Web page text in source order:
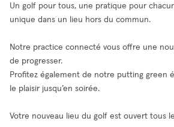
Un golf pour tous, une pratique pour
unique dans un lieu hors du commun.
Notre practice connecté vous offre une
de progresser.
Profitez également de notre putting green
le plaisir jusqu’en soirée.
Votre nouveau lieu du golf est ouvert tous